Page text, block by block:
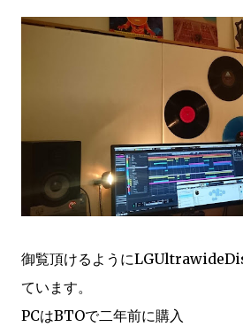
御覧頂けるように
ています。
PCはBTOで二年前に購入